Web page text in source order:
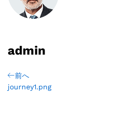
admin
前へ
journey1.png